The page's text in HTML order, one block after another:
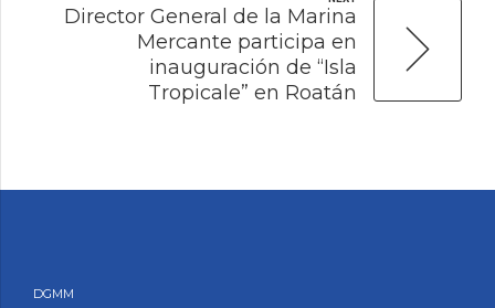
Director General de la Marina
Mercante participa en
inauguración de “Isla
Tropicale” en Roatán
DGMM